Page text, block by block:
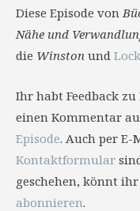
Diese Episode von
Nähe und
die Winston und
Ihr habt Feedback
einen Kommentar
Episode. Auch per E-
Kontaktformular
geschehen, könnt
abonnieren.